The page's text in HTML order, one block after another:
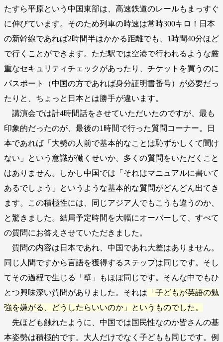
たすら平原という中国東部は、高速鉄道のレールもまっすぐ
に伸びています。そのため列車の時速は常時300キロ！日本
の新幹線であれば2時間半はかかる距離でも、1時間40分ほど
で行くことができます。ただ駅では空港で行われるような厳
重なセキュリティチェックがあったり、チケットを買うのに
パスポート（中国の方であれば身分証明書番号）が必要だっ
たりと、ちょっと日本とは勝手が違います。
講演会では計4時間話をさせていただいたのですが、最も
印象的だったのが、最後の1時間で行った質問コーナー。日
本であれば「大勢の人前で基本的なことは恥ずかしくて聞け
ない」という意識が働くせいか、多くの質問をいただくこと
はありません。しかし中国では「それはマニュアルに書いて
あるでしょう」というような基本的な質問がどんどん出てき
ます。この積極性には、同じアジア人でもこうも違うのか、
と驚きました。結局予定時間を大幅にオーバーして、すべて
の質問にお答えさせていただきました。
質問の内容は日本であれ、中国であれ大差はありません。
同じ人間ですから言語を獲得するステップは同じです。そし
てその過程で生じる「壁」もほぼ同じです。そんな中でもひ
とつ興味深い質問がありました。それは 「子どもが英語の勉
強を嫌がる、どうしたらいいのか」というものでした。
先ほども触れたように、中国では国民性なのか皆さんの基
本姿勢は積極的です。大人だけでなく子どもも同じです。例